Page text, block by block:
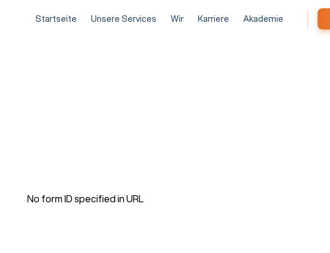
Startseite Unsere Services Wir Karriere Akademie
No form ID specified in URL